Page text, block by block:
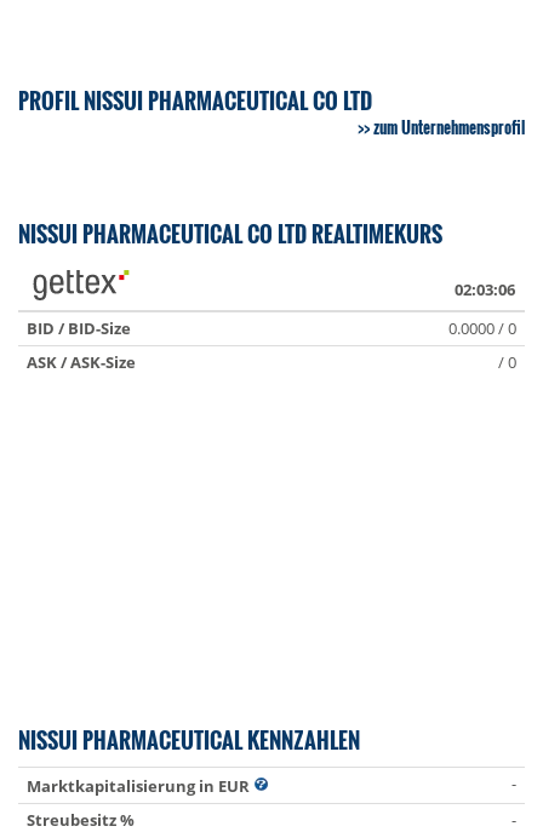
PROFIL NISSUI PHARMACEUTICAL CO LTD
zum Unternehmensprofil
NISSUI PHARMACEUTICAL CO LTD REALTIMEKURS
02:03:06
BID / BID-Size
0.0000 / 0
ASK / ASK-Size
/ 0
NISSUI PHARMACEUTICAL KENNZAHLEN
Marktkapitalisierung in EUR
-
Streubesitz %
-